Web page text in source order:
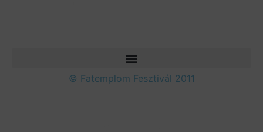
© Fatemplom Fesztivál 2011